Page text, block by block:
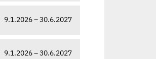
9.1.2026 – 30.6.2027
9.1.2026 – 30.6.2027